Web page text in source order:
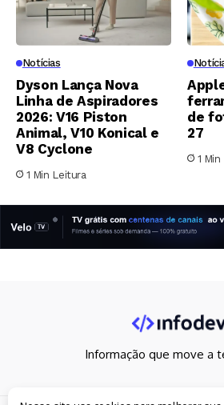
Notícias
Dyson Lança Nova
Linha de Aspiradores
2026: V16 Piston
Animal, V10 Konical e
V8 Cyclone
1 Min Leitura
de
27
1
Informação que move a